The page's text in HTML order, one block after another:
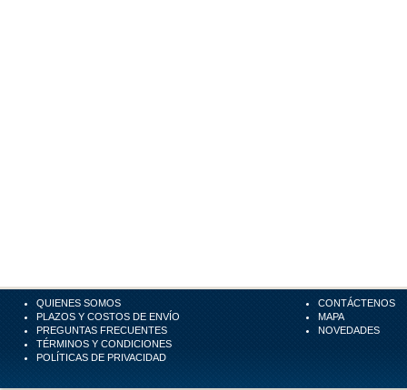
QUIENES SOMOS
PLAZOS Y COSTOS DE ENVÍO
PREGUNTAS FRECUENTES
TÉRMINOS Y CONDICIONES
POLÍTICAS DE PRIVACIDAD
CONTÁCTENOS
MAPA
NOVEDADES